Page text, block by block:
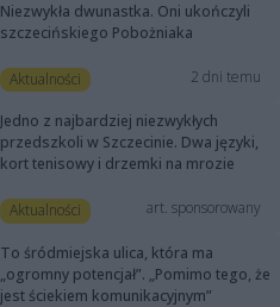
Niezwykła dwunastka. Oni ukończyli
szczecińskiego Pobożniaka
Aktualności 2 dni temu
Jedno z najbardziej niezwykłych
przedszkoli w Szczecinie. Dwa języki,
kort tenisowy i drzemki na mrozie
Aktualności art. sponsorowany
To śródmiejska ulica, która ma
„ogromny potencjał”. „Pomimo tego, że
jest ściekiem komunikacyjnym”